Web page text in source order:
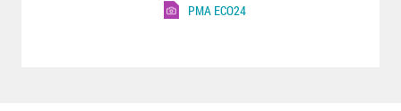
PMA ECO24